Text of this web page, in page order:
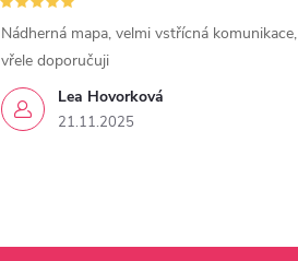
Lea Hovorková
21.11.2025
Nádherná mapa, velmi vstřícná komunikace,
vřele doporučuji